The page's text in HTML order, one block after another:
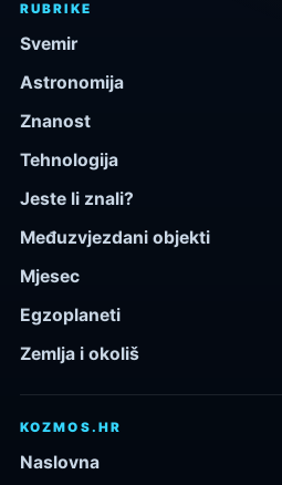
RUBRIKE
Svemir
Astronomija
Znanost
Tehnologija
Jeste li znali?
Međuzvjezdani objekti
Mjesec
Egzoplaneti
Zemlja i okoliš
KOZMOS.HR
Naslovna